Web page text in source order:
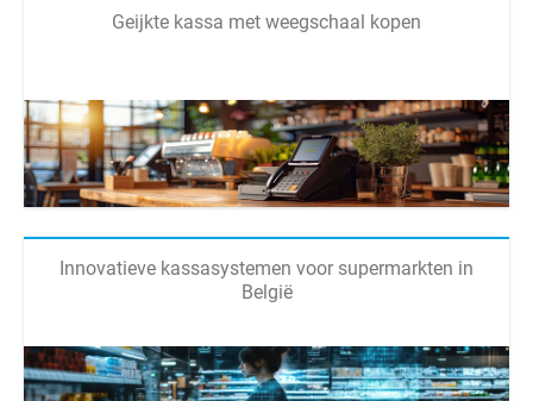
Geijkte kassa met weegschaal kopen
Innovatieve kassasystemen voor supermarkten in
België